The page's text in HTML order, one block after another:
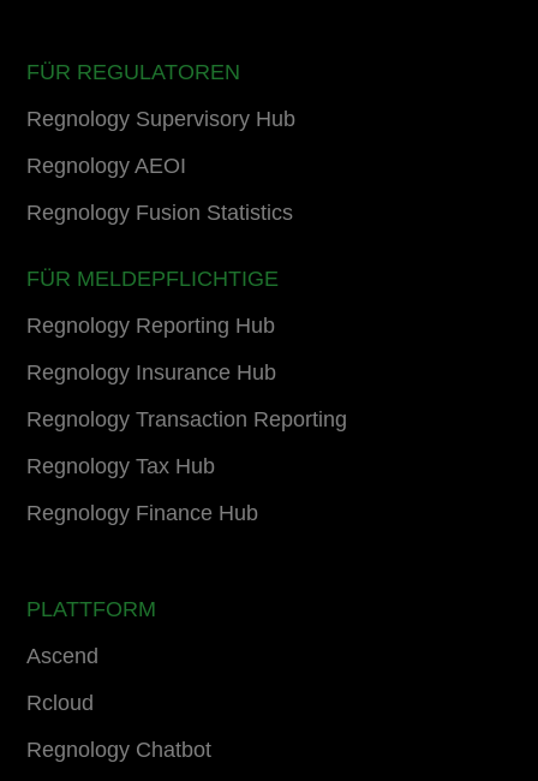
FÜR REGULATOREN
Regnology Supervisory Hub
Regnology AEOI
Regnology Fusion Statistics
FÜR MELDEPFLICHTIGE
Regnology Reporting Hub
Regnology Insurance Hub
Regnology Transaction Reporting
Regnology Tax Hub
Regnology Finance Hub
PLATTFORM
Ascend
Rcloud
Regnology Chatbot